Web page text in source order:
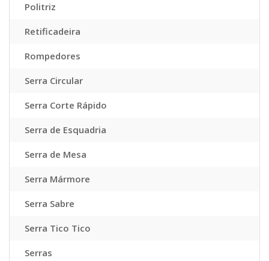
Politriz
Retificadeira
Rompedores
Serra Circular
Serra Corte Rápido
Serra de Esquadria
Serra de Mesa
Serra Mármore
Serra Sabre
Serra Tico Tico
Serras